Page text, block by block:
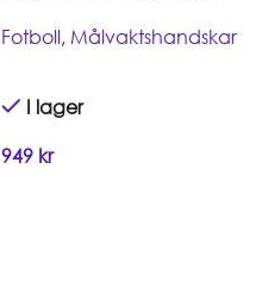
Fotboll, Målvaktshandskar
I lager
949 kr